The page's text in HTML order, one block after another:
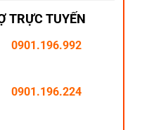
TRỰC TUYẾN
0901.196.992
0901.196.224